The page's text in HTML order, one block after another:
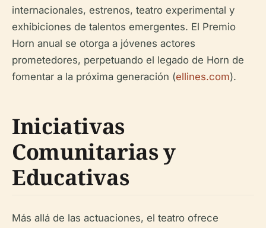
internacionales, estrenos, teatro experimental y
exhibiciones de talentos emergentes. El Premio
Horn anual se otorga a jóvenes actores
prometedores, perpetuando el legado de Horn de
fomentar a la próxima generación (ellines.com).
Iniciativas
Comunitarias y
Educativas
Más allá de las actuaciones, el teatro ofrece